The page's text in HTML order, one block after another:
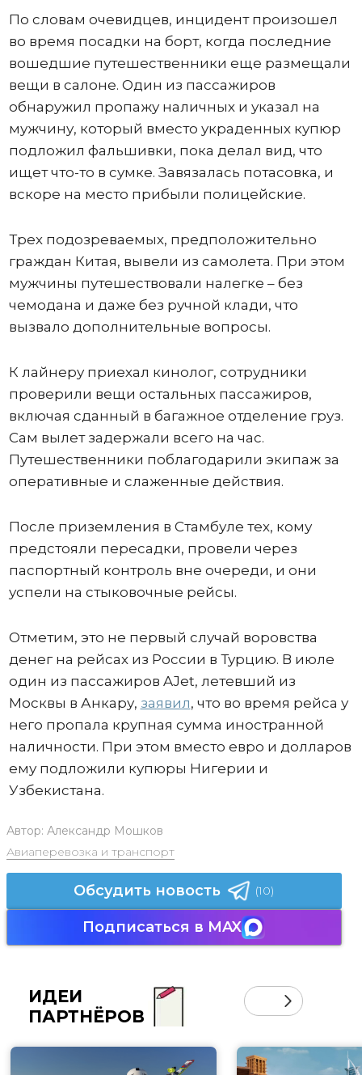
По словам очевидцев, инцидент произошел
во время посадки на борт, когда последние
вошедшие путешественники еще размещали
вещи в салоне. Один из пассажиров
обнаружил пропажу наличных и указал на
мужчину, который вместо украденных купюр
подложил фальшивки, пока делал вид, что
ищет что-то в сумке. Завязалась потасовка, и
вскоре на место прибыли полицейские.
Трех подозреваемых, предположительно
граждан Китая, вывели из самолета. При этом
мужчины путешествовали налегке – без
чемодана и даже без ручной клади, что
вызвало дополнительные вопросы.
К лайнеру приехал кинолог, сотрудники
проверили вещи остальных пассажиров,
включая сданный в багажное отделение груз.
Сам вылет задержали всего на час.
Путешественники поблагодарили экипаж за
оперативные и слаженные действия.
После приземления в Стамбуле тех, кому
предстояли пересадки, провели через
паспортный контроль вне очереди, и они
успели на стыковочные рейсы.
Отметим, это не первый случай воровства
денег на рейсах из России в Турцию. В июле
один из пассажиров AJet, летевший из
Москвы в Анкару, заявил, что во время рейса у
него пропала крупная сумма иностранной
наличности. При этом вместо евро и долларов
ему подложили купюры Нигерии и
Узбекистана.
Автор: Александр Мошков
Авиаперевозка и транспорт
Обсудить новость (10)
Подписаться в MAX
ИДЕИ
ПАРТНЁРОВ